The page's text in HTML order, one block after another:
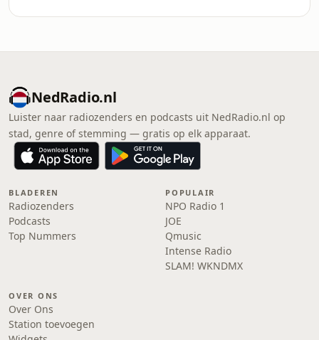
NedRadio.nl
Luister naar radiozenders en podcasts uit NedRadio.nl op
stad, genre of stemming — gratis op elk apparaat.
BLADEREN
Radiozenders
Podcasts
Top Nummers
POPULAIR
NPO Radio 1
JOE
Qmusic
Intense Radio
SLAM! WKNDMX
OVER ONS
Over Ons
Station toevoegen